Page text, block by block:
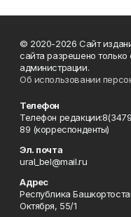
© 2020-2026 Сайт
сайта разрешено только
администрации.
Об использовании
Телефон
Телефон
89 (корреспонденты)
Эл. почта
ural_bel@mail.ru
Адрес
Республика
Октября, 55/1